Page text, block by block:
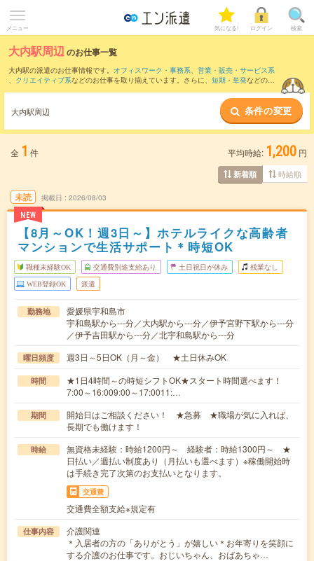
メニュー 気になる! ログイン 検索
大内駅周辺のお仕事一覧
大内駅の派遣のお仕事情報です。 オフィスワーク・事務系、 営業・販売・サービス系
、 クリエイティブ系などのお仕事を取り揃えています。さらに、 短期 ・ 単発などの期
また、宇和島駅
など近隣駅のお仕事
もご確認いただけます。
大内駅周辺 条件の変更
全 1 件 平均時給: 1,200 円
新着順 時給順
未読
NEW
掲載日 2026/08/03
【8月～OK！週3日～】ホテルライクな高齢者
マンションで生活サポート＊時短OK
職種未経験OK 交通費別途支給あり 土日祝日が休み 残業なし
WEB登録OK 派遣
勤務地
愛媛県宇和島市
宇和島駅から---分／大内駅から---分／伊予宮野下駅から---分
／伊予吉田駅から---分／北宇和島駅から---分
曜日頻度 週3日～5日OK（月～金） ★土日休みOK
時間
★1日4時間～の時短シフトOK★スタート時間選べます！
7:00～16:009:00～17:0011:…
期間
開始日はご相談ください！ ★急募 ★職場が気に入れば、
長期でも働けます！
時給
無資格未経験：時給1200円～ 経験者：時給1300円～ ★
日払い／週払い制度あり（月払いも選べます）※稼働開始時
は手続き完了次第のお支払いとなります。
交通費
交通費全額支給※規定有
仕事内容
介護関連
＊入居者の方の「ありがとう」が嬉しい＊お年寄りを笑顔に
する介護のお仕事です。おじいちゃん、おばあちゃ…